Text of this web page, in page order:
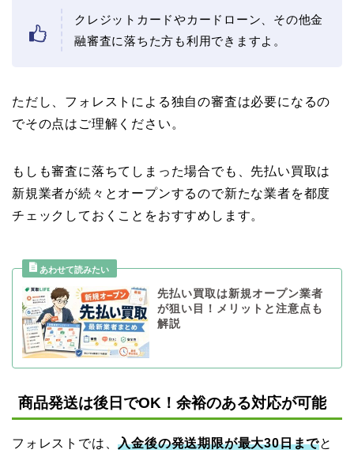
クレジットカードやカードローン、その他金
融審査に落ちた方も利用できますよ。
ただし、フォレストによる独自の審査は必要になるの
でその点はご理解ください。
もしも審査に落ちてしまった場合でも、先払い買取は
新規業者が続々とオープンするので新たな業者を都度
チェックしておくことをおすすめします。
先払い買取は新規オープン業者
が狙い目！メリットと注意点も
解説
商品発送は後日でOK！余裕のある対応が可能
フォレストでは、入金後の発送期限が最大30日までと